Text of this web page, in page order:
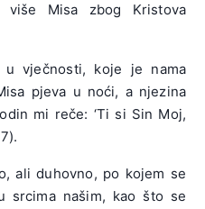
Misa zbog Kristova
vječnosti, koje je nama
pjeva u noći, a njezina
mi reče: ‘Ti si Sin Moj,
ali duhovno, po kojem se
srcima našim, kao što se